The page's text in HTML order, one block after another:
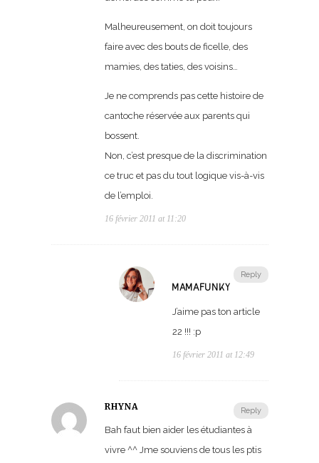
Malheureusement, on doit toujours
faire avec des bouts de ficelle, des
mamies, des taties, des voisins…
Je ne comprends pas cette histoire de
cantoche réservée aux parents qui
bossent.
Non, c’est presque de la discrimination
ce truc et pas du tout logique vis-à-vis
de l’emploi.
16 février 2011 at 11:20
Reply
MAMAFUNKY
J’aime pas ton article
22 !!! :p
16 février 2011 at 12:49
Reply
RHYNA
Bah faut bien aider les étudiantes à
vivre ^^ Jme souviens de tous les ptis